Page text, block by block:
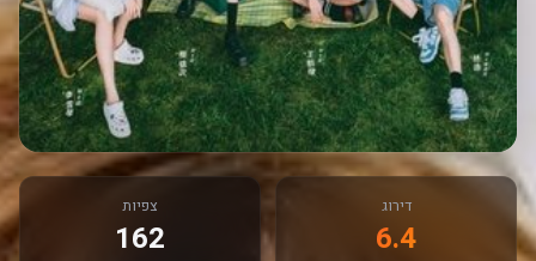
דירוג
6.4
צפיות
162